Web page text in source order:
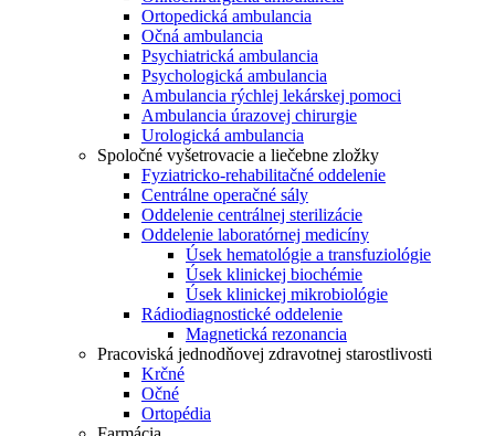
Ortopedická ambulancia
Očná ambulancia
Psychiatrická ambulancia
Psychologická ambulancia
Ambulancia rýchlej lekárskej pomoci
Ambulancia úrazovej chirurgie
Urologická ambulancia
Spoločné vyšetrovacie a liečebne zložky
Fyziatricko-rehabilitačné oddelenie
Centrálne operačné sály
Oddelenie centrálnej sterilizácie
Oddelenie laboratórnej medicíny
Úsek hematológie a transfuziológie
Úsek klinickej biochémie
Úsek klinickej mikrobiológie
Rádiodiagnostické oddelenie
Magnetická rezonancia
Pracoviská jednodňovej zdravotnej starostlivosti
Krčné
Očné
Ortopédia